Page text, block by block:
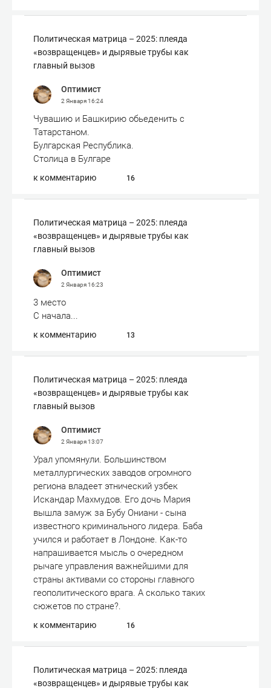
Политическая матрица – 2025: плеяда
«возвращенцев» и дырявые трубы как
главный вызов
Оптимист
2 Января16:24
Чувашию и Башкирию обьеденить с
Татарстаном.
Булгарская Республика.
Столица в Булгаре
к комментарию 16
Политическая матрица – 2025: плеяда
«возвращенцев» и дырявые трубы как
главный вызов
Оптимист
2 Января16:23
3 место
С начала...
к комментарию 13
Политическая матрица – 2025: плеяда
«возвращенцев» и дырявые трубы как
главный вызов
Оптимист
2 Января13:07
Урал упомянули. Большинством
металлургических заводов огромного
региона владеет этнический узбек
Искандар Махмудов. Его дочь Мария
вышла замуж за Бубу Ониани - сына
известного криминального лидера. Баба
учился и работает в Лондоне. Как-то
напрашивается мысль о очередном
рычаге управления важнейшими для
страны активами со стороны главного
геополитического врага. А сколько таких
сюжетов по стране?.
к комментарию 16
Политическая матрица – 2025: плеяда
«возвращенцев» и дырявые трубы как